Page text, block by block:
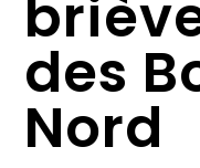
des
Nord